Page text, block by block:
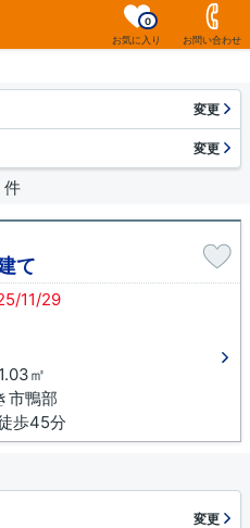
お気に入り
0
お問い合わせ
変更
変更
件
て
11/29
㎡
市鴨部
歩45分
変更